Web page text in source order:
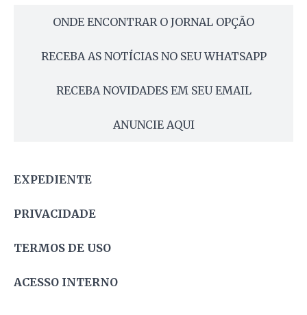
ONDE ENCONTRAR O JORNAL OPÇÃO
RECEBA AS NOTÍCIAS NO SEU WHATSAPP
RECEBA NOVIDADES EM SEU EMAIL
ANUNCIE AQUI
EXPEDIENTE
PRIVACIDADE
TERMOS DE USO
ACESSO INTERNO